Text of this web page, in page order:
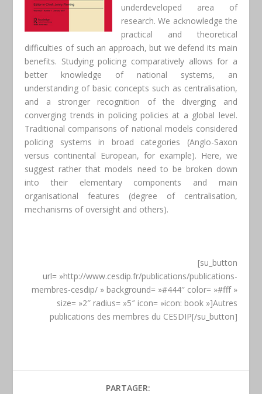
underdeveloped area of
research. We acknowledge the
practical and theoretical
difficulties of such an approach, but we defend its main
benefits. Studying policing comparatively allows for a
better knowledge of national systems, an
understanding of basic concepts such as centralisation,
and a stronger recognition of the diverging and
converging trends in policing policies at a global level.
Traditional comparisons of national models considered
policing systems in broad categories (Anglo-Saxon
versus continental European, for example). Here, we
suggest rather that models need to be broken down
into their elementary components and main
organisational features (degree of centralisation,
mechanisms of oversight and others).
[su_button
url= »http://www.cesdip.fr/publications/publications-
membres-cesdip/ » background= »#444″ color= »#fff »
size= »2″ radius= »5″ icon= »icon: book »]Autres
publications des membres du CESDIP[/su_button]
PARTAGER: